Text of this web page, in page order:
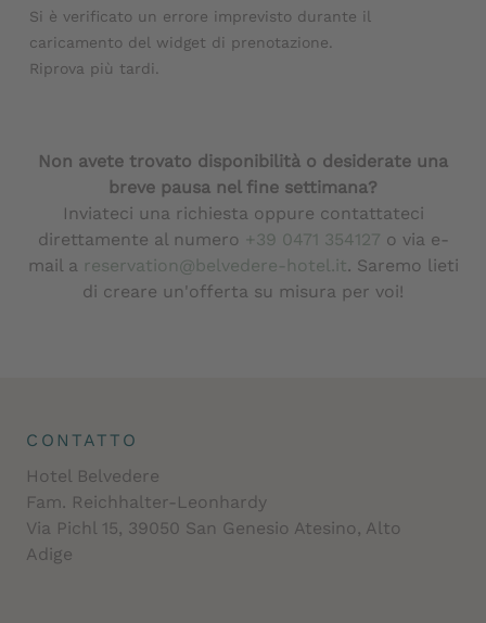
Si è verificato un errore imprevisto durante il
caricamento del widget di prenotazione.
Riprova più tardi.
Non avete trovato disponibilità o desiderate una
breve pausa nel fine settimana?
Inviateci una richiesta oppure contattateci
direttamente al numero +39 0471 354127 o via e-
mail a reservation@belvedere-hotel.it. Saremo lieti
di creare un'offerta su misura per voi!
CONTATTO
Hotel Belvedere
Fam. Reichhalter-Leonhardy
Via Pichl 15, 39050 San Genesio Atesino, Alto
Adige